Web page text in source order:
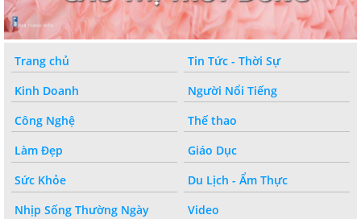
Trang chủ
Tin Tức - Thời Sự
Kinh Doanh
Người Nổi Tiếng
Công Nghệ
Thế thao
Làm Đẹp
Giáo Dục
Sức Khỏe
Du Lịch - Ẩm Thực
Nhịp Sống Thường Ngày
Video